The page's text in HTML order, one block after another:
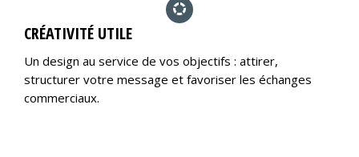
CRÉATIVITÉ UTILE
Un design au service de vos objectifs : attirer,
structurer votre message et favoriser les échanges
commerciaux.